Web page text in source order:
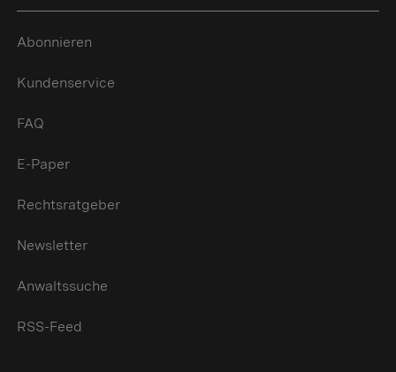
Abonnieren
Kundenservice
FAQ
E-Paper
Rechtsratgeber
Newsletter
Anwaltssuche
RSS-Feed